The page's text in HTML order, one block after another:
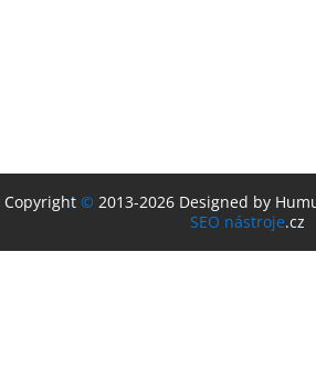
Copyright © 2013-2026 Designed by
SEO nástroje.cz